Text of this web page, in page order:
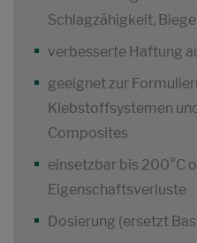
Schlagzähigkeit,
verbesserte Haftung
geeignet zur
Klebstoffsystemen
Composites
einsetzbar bis 200°C
Eigenschaftsverluste
Dosierung (ersetzt